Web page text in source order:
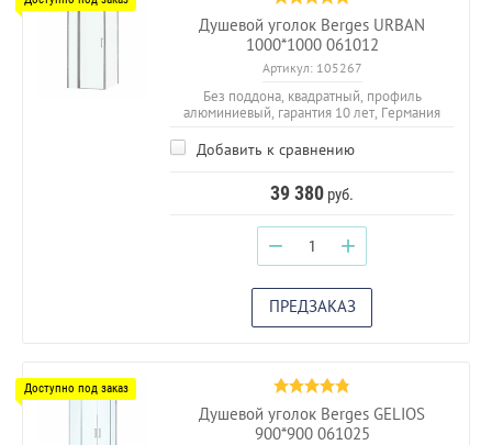
Душевой уголок Berges URBAN
1000*1000 061012
Артикул:105267
Без поддона, квадратный, профиль
алюминиевый, гарантия 10 лет, Германия
Добавить к сравнению
39 380 руб.
− +
ПРЕДЗАКАЗ
Душевой уголок Berges GELIOS
900*900 061025